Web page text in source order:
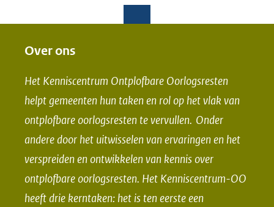
o
p
F
a
c
e
b
o
p
L
i
n
k
e
Over ons
Het Kenniscentrum Ontplofbare Oorlogsresten
helpt gemeenten hun taken en rol op het vlak van
ontplofbare oorlogsresten te vervullen. Onder
andere door het uitwisselen van ervaringen en het
verspreiden en ontwikkelen van kennis over
ontplofbare oorlogsresten. Het Kenniscentrum-OO
heeft drie kerntaken: het is ten eerste een